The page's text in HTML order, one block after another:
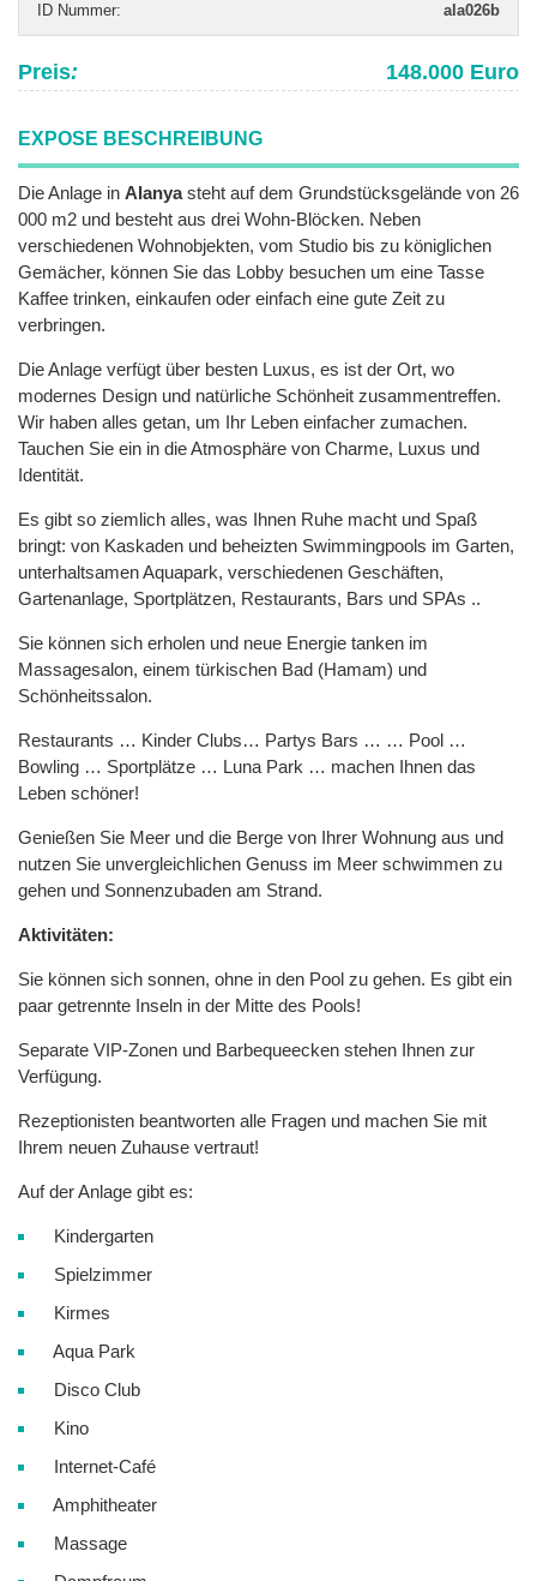
ID Nummer: ala026b
Preis: 148.000 Euro
EXPOSE BESCHREIBUNG
Die Anlage in Alanyasteht auf dem Grundstücksgelände von 26
000 m2 und besteht aus drei Wohn-Blöcken. Neben
verschiedenen Wohnobjekten, vom Studio bis zu königlichen
Gemächer, können Sie das Lobby besuchen um eine Tasse
Kaffee trinken, einkaufen oder einfach eine gute Zeit zu
verbringen.
Die Anlage verfügt über besten Luxus, es ist der Ort, wo
modernes Design und natürliche Schönheit zusammentreffen.
Wir haben alles getan, um Ihr Leben einfacher zumachen.
Tauchen Sie ein in die Atmosphäre von Charme, Luxus und
Identität.
Es gibt so ziemlich alles, was Ihnen Ruhe macht und Spaß
bringt: von Kaskaden und beheizten Swimmingpools im Garten,
unterhaltsamen Aquapark, verschiedenen Geschäften,
Gartenanlage, Sportplätzen, Restaurants, Bars und SPAs ..
Sie können sich erholen und neue Energie tanken im
Massagesalon, einem türkischen Bad (Hamam) und
Schönheitssalon.
Restaurants … Kinder Clubs… Partys Bars … … Pool …
Bowling … Sportplätze … Luna Park … machen Ihnen das
Leben schöner!
Genießen Sie Meer und die Berge von Ihrer Wohnung aus und
nutzen Sie unvergleichlichen Genuss im Meer schwimmen zu
gehen und Sonnenzubaden am Strand.
Aktivitäten:
Sie können sich sonnen, ohne in den Pool zu gehen. Es gibt ein
paar getrennte Inseln in der Mitte des Pools!
Separate VIP-Zonen und Barbequeecken stehen Ihnen zur
Verfügung.
Rezeptionisten beantworten alle Fragen und machen Sie mit
Ihrem neuen Zuhause vertraut!
Auf der Anlage gibt es:
Kindergarten
Spielzimmer
Kirmes
Aqua Park
Disco Club
Kino
Internet-Café
Amphitheater
Massage